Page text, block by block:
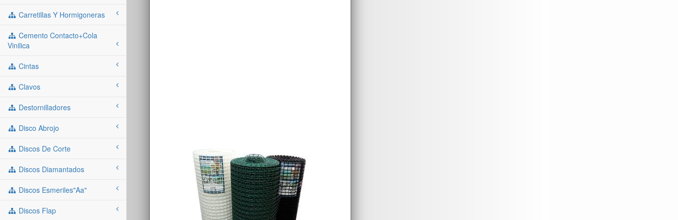
Carretillas Y Hormigoneras
Cemento Contacto+cola
Vinilica
Cintas
Clavos
Destornilladores
Disco Abrojo
Discos De Corte
Discos Diamantados
Discos Esmeriles"aa"
Discos Flap